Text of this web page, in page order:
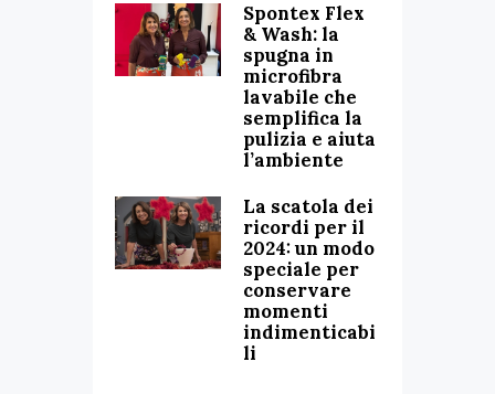
Spontex Flex
& Wash: la
spugna in
microfibra
lavabile che
semplifica la
pulizia e aiuta
l’ambiente
La scatola dei
ricordi per il
2024: un modo
speciale per
conservare
momenti
indimenticabi
li